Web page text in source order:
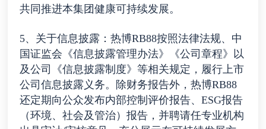
共同推进本集团健康可持续发展。
5、关于信息披露：热博RB88按照法律法规、中
国证监会《信息披露管理办法》《公司章程》以
及公司《信息披露制度》等相关规定，履行上市
公司信息披露义务。除财务报告外，热博RB88
还定期向公众发布内部控制评价报告、ESG报告
（环境、社会及管治）报告，并聘请任专业机构